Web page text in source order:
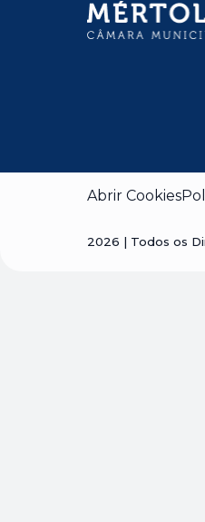
Abrir Cookies
2026 | Todos os